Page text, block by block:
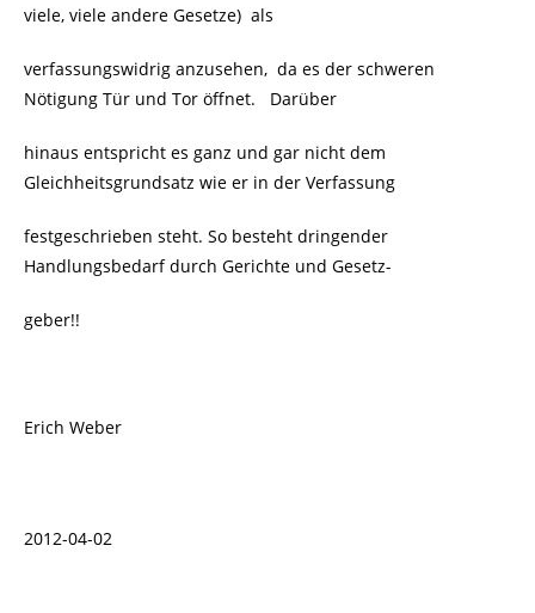
viele, viele andere Gesetze) als
verfassungswidrig anzusehen, da es der schweren
Nötigung Tür und Tor öffnet. Darüber
hinaus entspricht es ganz und gar nicht dem
Gleichheitsgrundsatz wie er in der Verfassung
festgeschrieben steht. So besteht dringender
Handlungsbedarf durch Gerichte und Gesetz-
geber!!
Erich Weber
2012-04-02